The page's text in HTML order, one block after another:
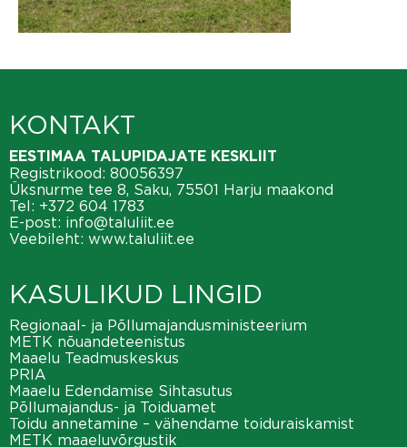
KONTAKT
EESTIMAA TALUPIDAJATE KESKLIIT
Registrikood: 80056397
Üksnurme tee 8, Saku, 75501 Harju maakond
Tel: +372 604 1783
E-post: info@taluliit.ee
Veebileht: www.taluliit.ee
KASULIKUD LINGID
Regionaal- ja Põllumajandusministeerium
METK nõuandeteenistus
Maaelu Teadmuskeskus
PRIA
Maaelu Edendamise Sihtasutus
Põllumajandus- ja Toiduamet
Toidu annetamine – vähendame toiduraiskamist
METK maaeluvõrgustik